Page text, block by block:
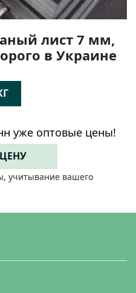
лист 7 мм,
в Украине
уже оптовые цены!
учитывание вашего